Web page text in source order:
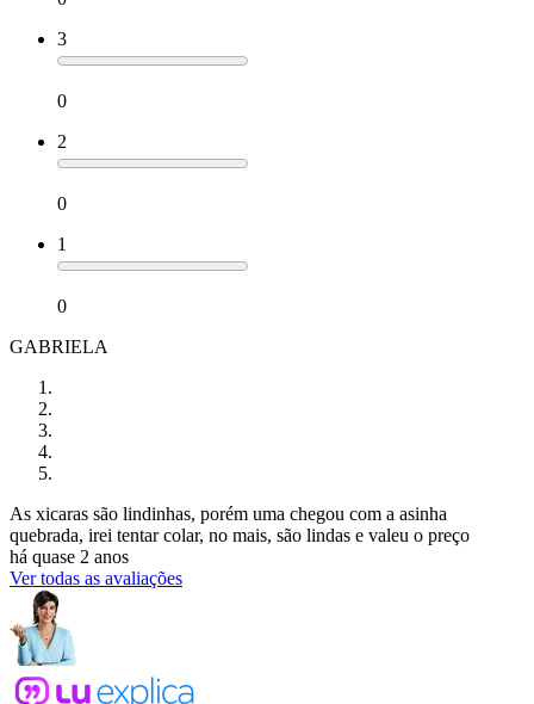
3
0
2
0
1
0
GABRIELA
As xicaras são lindinhas, porém uma chegou com a asinha
quebrada, irei tentar colar, no mais, são lindas e valeu o preço
há quase 2 anos
Ver todas as avaliações